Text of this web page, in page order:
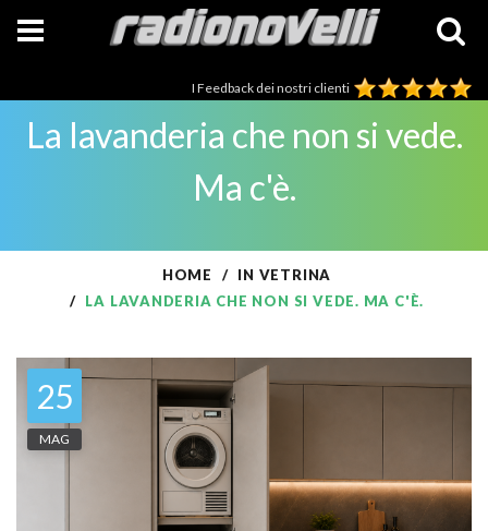
I Feedback dei nostri clienti
La lavanderia che non si vede.
Ma c'è.
HOME
IN VETRINA
LA LAVANDERIA CHE NON SI VEDE. MA C'È.
25
MAG